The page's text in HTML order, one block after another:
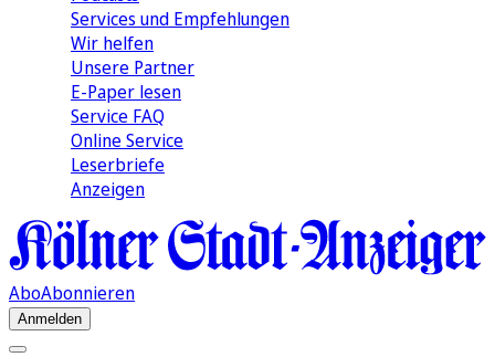
Services und Empfehlungen
Wir helfen
Unsere Partner
E-Paper lesen
Service FAQ
Online Service
Leserbriefe
Anzeigen
AboAbonnieren
Anmelden